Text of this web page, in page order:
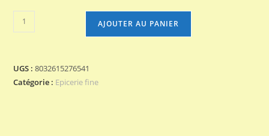
quantité
de
AJOUTER AU PANIER
UGS :8032615276541
Catégorie : Epicerie fine